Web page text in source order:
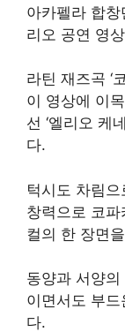
아카펠라 합
리오 공연 영
라틴 재즈곡 ‘
이 영상에 이
선 ‘엘리오 케
다.
턱시도 차림
창력으로 코
컬의 한 장면
동양과 서양
이면서도 부
다.